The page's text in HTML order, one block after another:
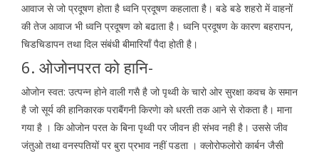
आवाज से जो प्रदूषण होता है ध्वनि प्रदूषण कहलाता है। बडे बडे शहरो में वाहनों
की तेज आवाज भी ध्वनि प्रदूषण को बढाता है। ध्वनि प्रदूषण के कारण बहरापन,
चिडचिडापन तथा दिल संबंधी बीमारियाँ पैदा होती है।
6. ओजोनपरत को हानि-
ओजोन स्वत: उत्पन्न होने वाली गसै है जो पृथ्वी के चारो ओर सुरक्षा कवच के समान
है जो सूर्य की हानिकारक पराबैंगनी किरणेा को धरती तक आने से रोकता है। माना
गया है । कि ओजोन परत के बिना पृथ्वी पर जीवन ही संभव नही है। उससे जीव
जंतुओ तथा वनस्पतियों पर बुरा प्रभाव नहीं पडता । क्लोरोफलोरो कार्बन जैसी